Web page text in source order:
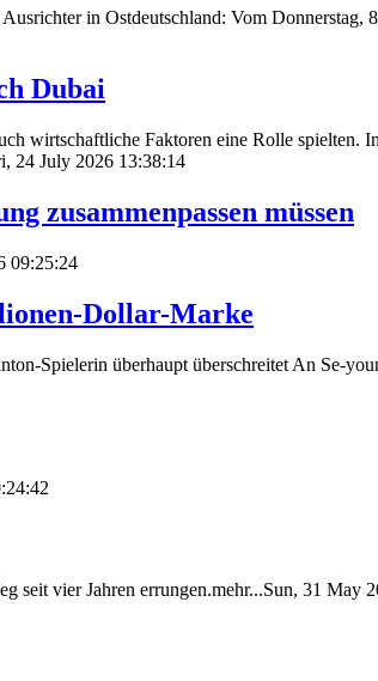
in Ostdeutschland: Vom
Dubai
wirtschaftliche Faktoren eine Rolle spielten.
24 July 2026 13:38:14
zusammenpassen müssen
09:25:24
Dollar-Marke
Spielerin überhaupt überschreitet An Se-
seit vier Jahren errungen.mehr...Sun, 31 May